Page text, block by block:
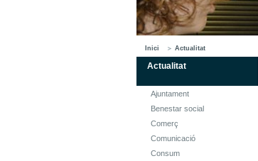
Inici Actualitat
Actualitat
Ajuntament
Benestar social
Comerç
Comunicació
Consum